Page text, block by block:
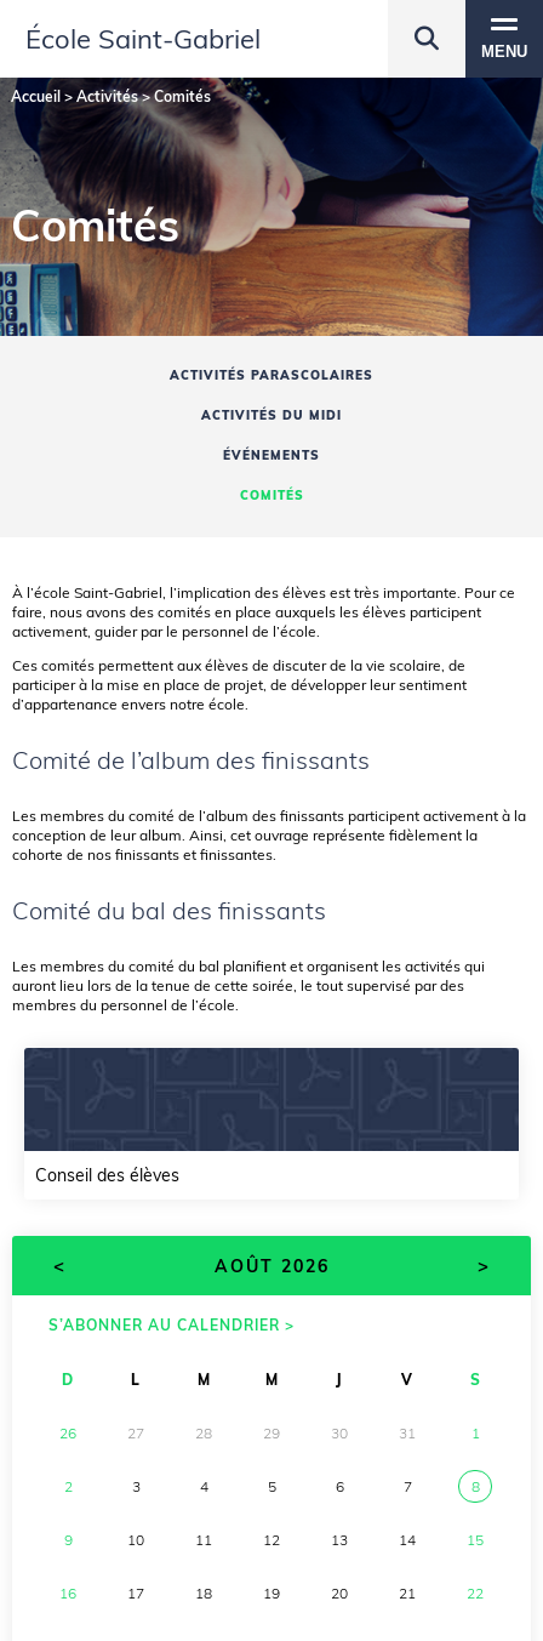
École Saint‑Gabriel MENU
Accueil> Activités>Comités
Comités
ACTIVITÉS PARASCOLAIRES
ACTIVITÉS DU MIDI
ÉVÉNEMENTS
COMITÉS
À l’école Saint-Gabriel, l’implication des élèves est très importante. Pour ce
faire, nous avons des comités en place auxquels les élèves participent
activement, guider par le personnel de l’école.
Ces comités permettent aux élèves de discuter de la vie scolaire, de
participer à la mise en place de projet, de développer leur sentiment
d’appartenance envers notre école.
Comité de l’album des finissants
Les membres du comité de l’album des finissants participent activement à la
conception de leur album. Ainsi, cet ouvrage représente fidèlement la
cohorte de nos finissants et finissantes.
Comité du bal des finissants
Les membres du comité du bal planifient et organisent les activités qui
auront lieu lors de la tenue de cette soirée, le tout supervisé par des
membres du personnel de l’école.
Conseil des élèves
< AOÛT 2026 >
S’ABONNER AU CALENDRIER >
D L M M V S
26 27 28 29 30 31 1
2 3 4 5 6 7 8
9 10 11 12 13 14 15
16 17 18 19 20 21 22